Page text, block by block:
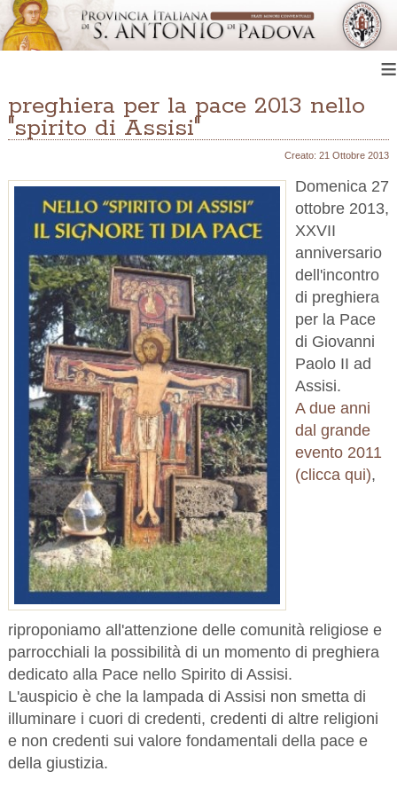
≡
preghiera per la pace 2013 nello
"spirito di Assisi"
Creato: 21 Ottobre 2013
Domenica 27
ottobre 2013,
XXVII
anniversario
dell'incontro
di preghiera
per la Pace
di Giovanni
Paolo II ad
Assisi.
A due anni
dal grande
evento 2011
(clicca qui),
riproponiamo all'attenzione delle comunità religiose e
parrocchiali la possibilità di un momento di preghiera
dedicato alla Pace nello Spirito di Assisi.
L'auspicio è che la lampada di Assisi non smetta di
illuminare i cuori di credenti, credenti di altre religioni
e non credenti sui valore fondamentali della pace e
della giustizia.